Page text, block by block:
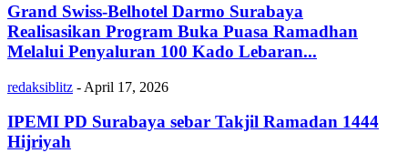
Grand Swiss-Belhotel Darmo Surabaya
Realisasikan Program Buka Puasa Ramadhan
Melalui Penyaluran 100 Kado Lebaran...
redaksiblitz - April 17, 2026
IPEMI PD Surabaya sebar Takjil Ramadan 1444
Hijriyah